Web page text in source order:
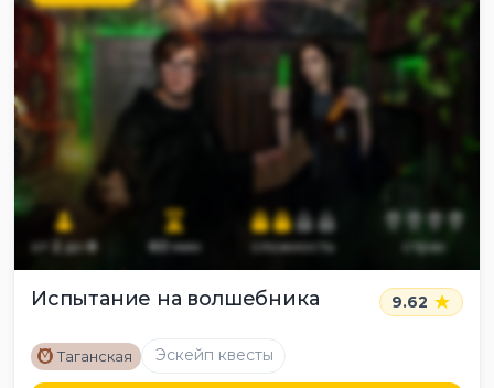
от 2 до8 60мин сложность страх
Испытание на волшебника 9.62
M Таганская Эскейп квесты